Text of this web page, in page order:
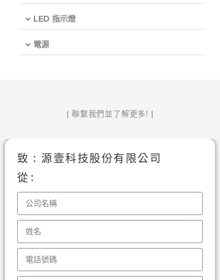
LED 指示燈
電源
| 聯繫我們並了解更多! |
致 : 源壹科技股份有限公司
從 :